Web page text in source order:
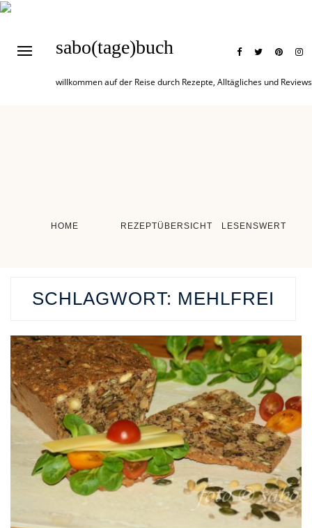
sabo(tage)buch
willkommen auf der Reise durch Rezepte, Alltägliches und Reviews
HOME REZEPTÜBERSICHT LESENSWERT
SCHLAGWORT: MEHLFREI